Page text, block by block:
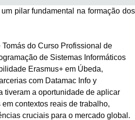
pilar fundamental na formação dos
do Curso Profissional de
de Sistemas Informáticos
Erasmus+ em Úbeda,
com Datamac Info y
tiveram a oportunidade de aplicar
contextos reais de trabalho,
cruciais para o mercado global.